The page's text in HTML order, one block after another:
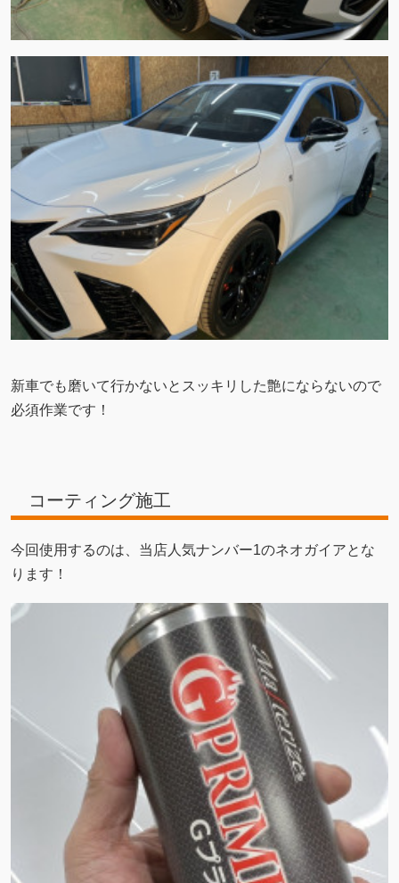
新車でも磨いて行かないとスッキリした艶にならないので
必須作業です！
コーティング施工
今回使用するのは、当店人気ナンバー1のネオガイアとな
ります！